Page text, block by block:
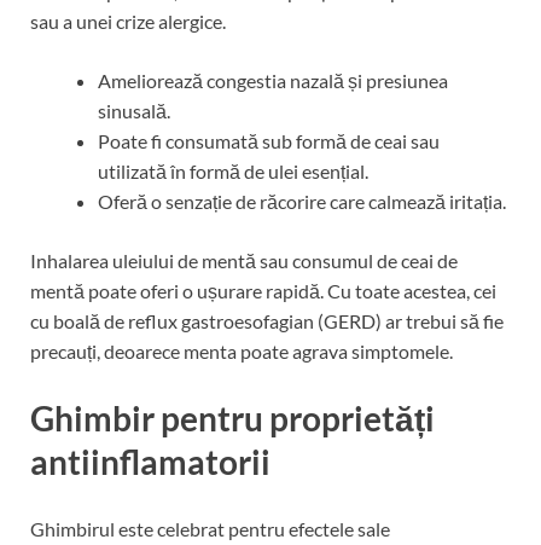
sau a unei crize alergice.
Ameliorează congestia nazală și presiunea
sinusală.
Poate fi consumată sub formă de ceai sau
utilizată în formă de ulei esențial.
Oferă o senzație de răcorire care calmează iritația.
Inhalarea uleiului de mentă sau consumul de ceai de
mentă poate oferi o ușurare rapidă. Cu toate acestea, cei
cu boală de reflux gastroesofagian (GERD) ar trebui să fie
precauți, deoarece menta poate agrava simptomele.
Ghimbir pentru proprietăți
antiinflamatorii
Ghimbirul este celebrat pentru efectele sale